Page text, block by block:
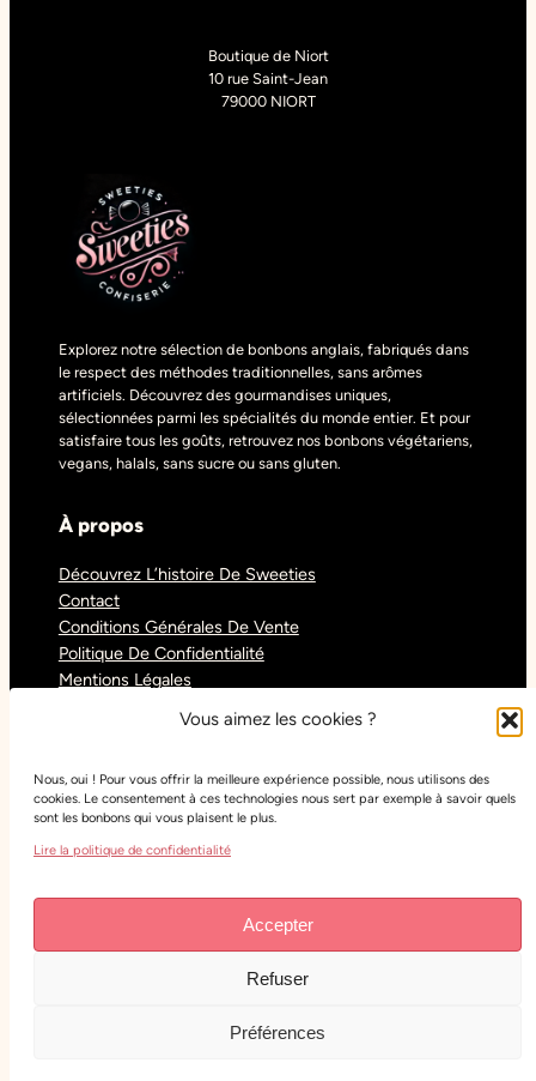
Vous aimez les cookies ?
Nous, oui ! Pour vous offrir la meilleure expérience possible, nous utilisons des
cookies. Le consentement à ces technologies nous sert par exemple à savoir quels
sont les bonbons qui vous plaisent le plus.
Lire la politique de confidentialité
Accepter
Refuser
Préférences
Boutique de Niort
10 rue Saint-Jean
79000 NIORT
Explorez notre sélection de bonbons anglais, fabriqués dans
le respect des méthodes traditionnelles, sans arômes
artificiels. Découvrez des gourmandises uniques,
sélectionnées parmi les spécialités du monde entier. Et pour
satisfaire tous les goûts, retrouvez nos bonbons végétariens,
vegans, halals, sans sucre ou sans gluten.
À propos
Découvrez L’histoire De Sweeties
Contact
Conditions Générales De Vente
Politique De Confidentialité
Mentions Légales
Réseaux sociaux
Instagram
Lude Web Studio